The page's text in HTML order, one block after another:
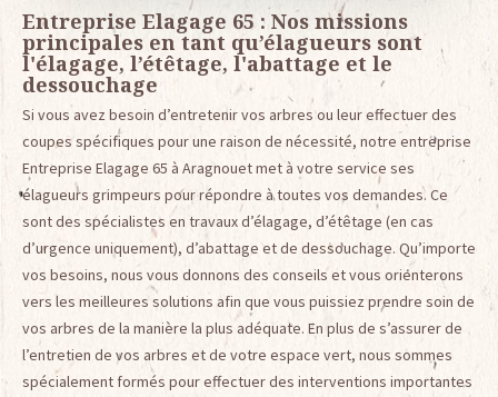
Entreprise Elagage 65 : Nos missions
principales en tant qu’élagueurs sont
l'élagage, l’étêtage, l'abattage et le
dessouchage
Si vous avez besoin d’entretenir vos arbres ou leur effectuer des
coupes spécifiques pour une raison de nécessité, notre entreprise
Entreprise Elagage 65 à Aragnouet met à votre service ses
élagueurs grimpeurs pour répondre à toutes vos demandes. Ce
sont des spécialistes en travaux d’élagage, d’étêtage (en cas
d’urgence uniquement), d’abattage et de dessouchage. Qu’importe
vos besoins, nous vous donnons des conseils et vous orienterons
vers les meilleures solutions afin que vous puissiez prendre soin de
vos arbres de la manière la plus adéquate. En plus de s’assurer de
l’entretien de vos arbres et de votre espace vert, nous sommes
spécialement formés pour effectuer des interventions importantes